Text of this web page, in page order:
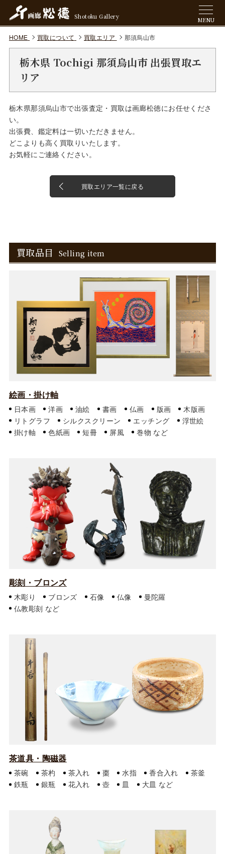
Shotoku Gallery MENU
HOME 買取について 買取エリア 那須烏山市
栃木県 Tochigi 那須烏山市 出張買取エ
リア
栃木県那須烏山市で出張査定・買取は画廊松徳にお任せくださ
い。
出張費、鑑定料は一切いただきません。
どこよりも高く買取りいたします。
お気軽にご連絡ください。
買取エリア一覧に戻る
買取品目 Selling item
絵画・掛け軸
日本画 洋画 油絵 書画 仏画 版画
木版画
リトグラフ
シルクスクリーン エッチング
浮世絵
掛け軸
色紙画 短冊 屏風 巻物
彫刻・ブロンズ
木彫り ブロンズ 石像 仏像
曼陀羅
仏教彫刻
茶道具・陶磁器
茶碗 茶杓 茶入れ 棗 水指 香合入れ
茶釜
鉄瓶
銀瓶 花入れ 壺 皿 大皿